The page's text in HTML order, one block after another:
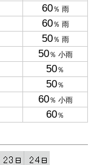
60％ 雨
60％ 雨
50％ 雨
50％ 小雨
50％
50％
60％ 小雨
60％